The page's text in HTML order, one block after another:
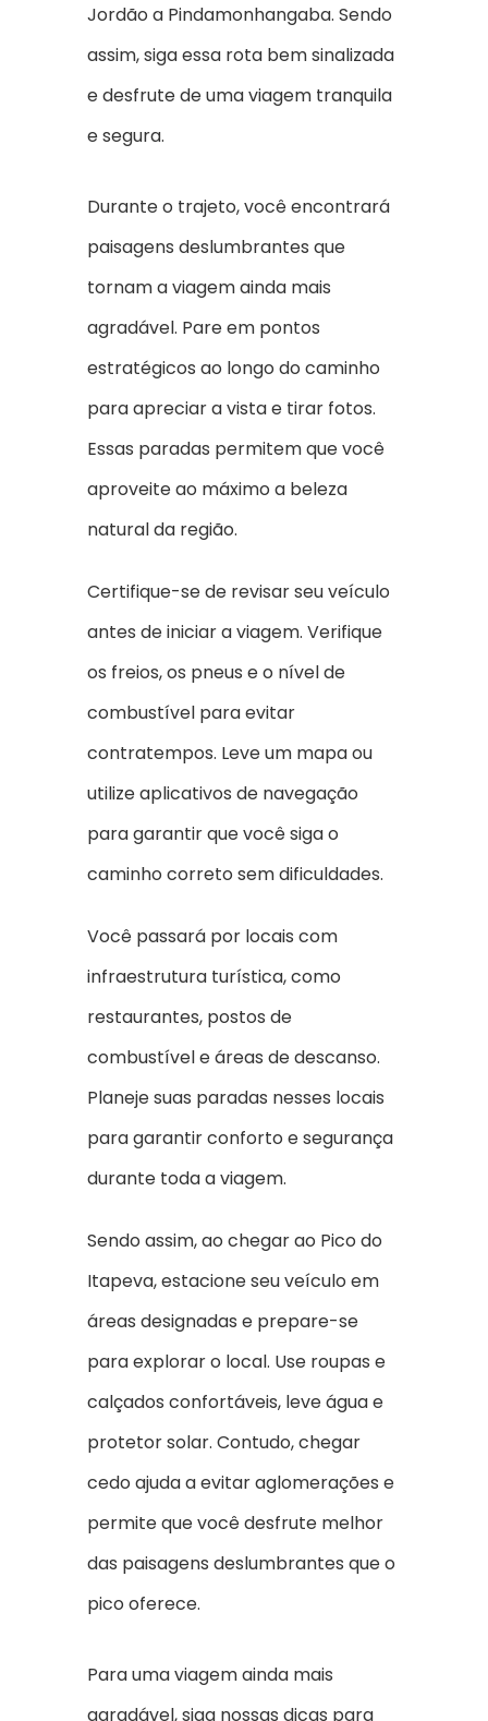
Jordão a Pindamonhangaba. Sendo
assim, siga essa rota bem sinalizada
e desfrute de uma viagem tranquila
e segura.
Durante o trajeto, você encontrará
paisagens deslumbrantes que
tornam a viagem ainda mais
agradável. Pare em pontos
estratégicos ao longo do caminho
para apreciar a vista e tirar fotos.
Essas paradas permitem que você
aproveite ao máximo a beleza
natural da região.
Certifique-se de revisar seu veículo
antes de iniciar a viagem. Verifique
os freios, os pneus e o nível de
combustível para evitar
contratempos. Leve um mapa ou
utilize aplicativos de navegação
para garantir que você siga o
caminho correto sem dificuldades.
Você passará por locais com
infraestrutura turística, como
restaurantes, postos de
combustível e áreas de descanso.
Planeje suas paradas nesses locais
para garantir conforto e segurança
durante toda a viagem.
Sendo assim, ao chegar ao Pico do
Itapeva, estacione seu veículo em
áreas designadas e prepare-se
para explorar o local. Use roupas e
calçados confortáveis, leve água e
protetor solar. Contudo, chegar
cedo ajuda a evitar aglomerações e
permite que você desfrute melhor
das paisagens deslumbrantes que o
pico oferece.
Para uma viagem ainda mais
agradável, siga nossas dicas para